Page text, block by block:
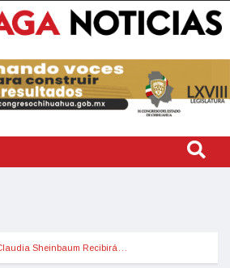
Sheinbaum Recibirá…